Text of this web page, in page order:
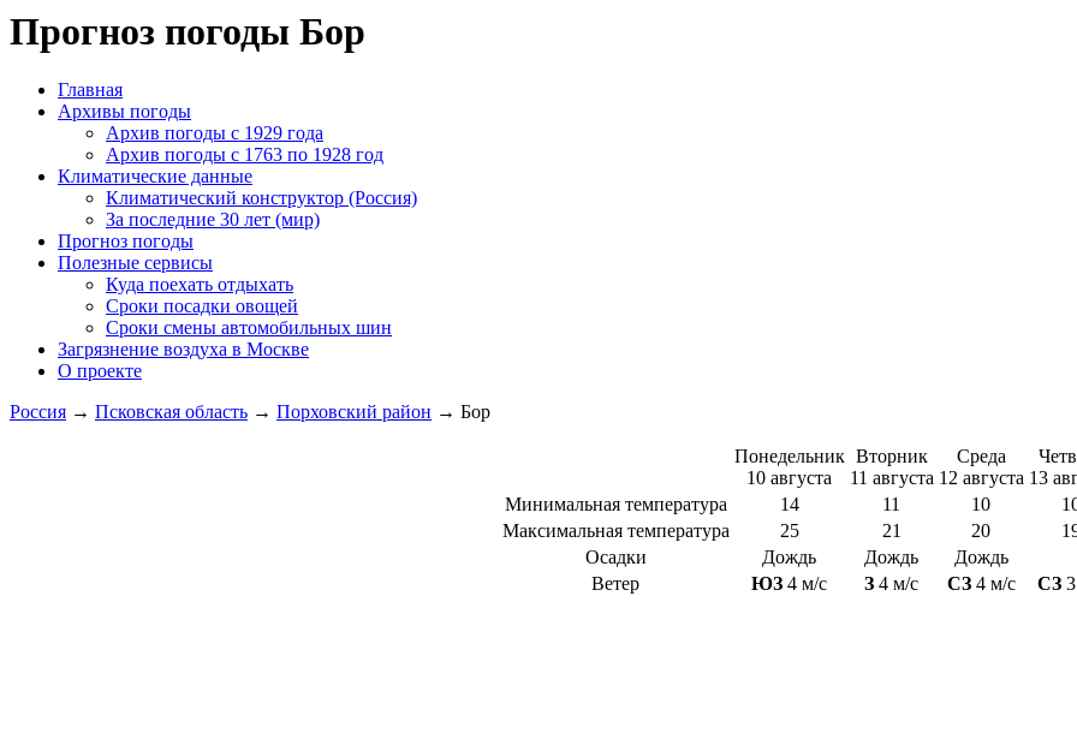
Прогноз погоды Бор
Главная
Архивы погоды
Архив погоды c 1929 года
Архив погоды c 1763 по 1928 год
Климатические данные
Климатический конструктор (Россия)
За последние 30 лет (мир)
Прогноз погоды
Полезные сервисы
Куда поехать отдыхать
Сроки посадки овощей
Сроки смены автомобильных шин
Загрязнение воздуха в Москве
О проекте
Россия → Псковская область → Порховский район → Бор
Понедельник
10 августа
Вторник
11 августа
Среда
12 августа 13
Минимальная температура
14 11 10
Максимальная температура
25 21 20
Осадки
Дождь Дождь
Дождь
Ветер
ЮЗ 4 м/с З 4 м/с СЗ4 м/с СЗ3